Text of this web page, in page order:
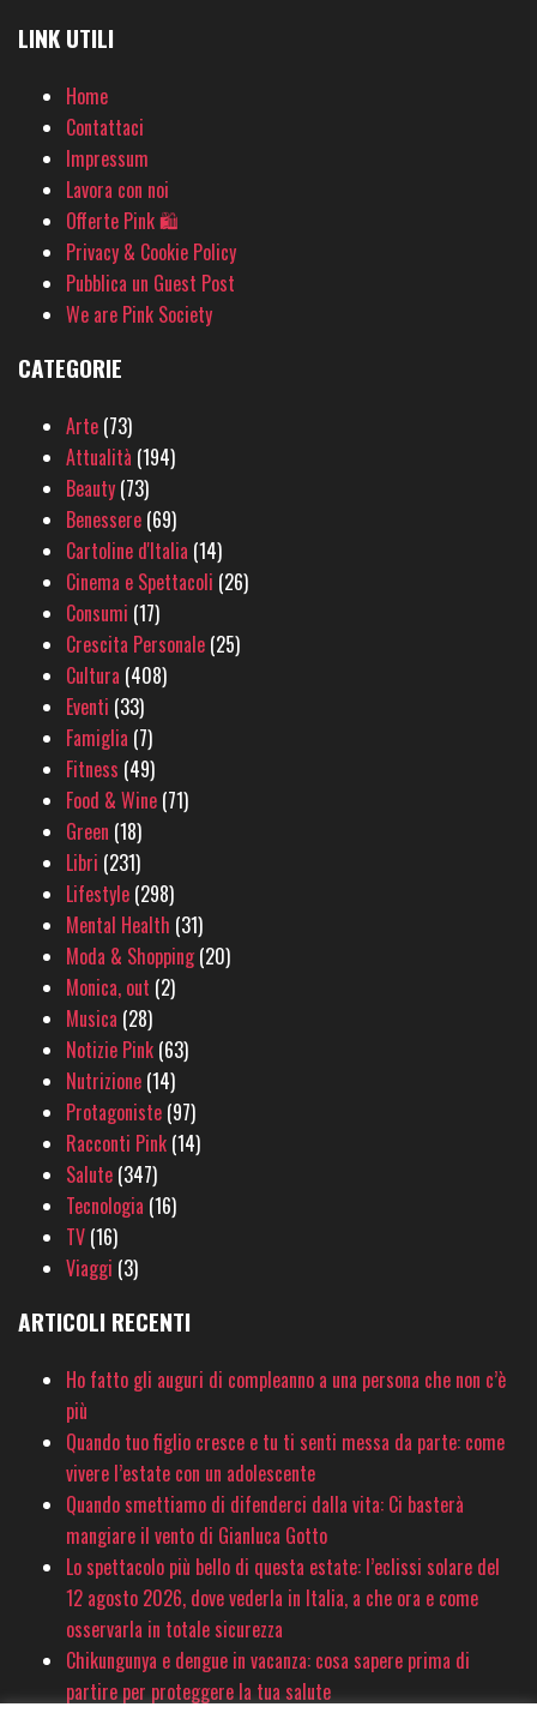
LINK UTILI
Home
Contattaci
Impressum
Lavora con noi
Offerte Pink 🛍
Privacy & Cookie Policy
Pubblica un Guest Post
We are Pink Society
CATEGORIE
Arte (73)
Attualità (194)
Beauty (73)
Benessere (69)
Cartoline d'Italia (14)
Cinema e Spettacoli (26)
Consumi (17)
Crescita Personale (25)
Cultura (408)
Eventi (33)
Famiglia (7)
Fitness (49)
Food & Wine (71)
Green (18)
Libri (231)
Lifestyle (298)
Mental Health (31)
Moda & Shopping(20)
Monica, out (2)
Musica (28)
Notizie Pink (63)
Nutrizione (14)
Protagoniste (97)
Racconti Pink (14)
Salute (347)
Tecnologia (16)
TV (16)
Viaggi (3)
ARTICOLI RECENTI
Ho fatto gli auguri di compleanno a una persona che non c’è
più
Quando tuo figlio cresce e tu ti senti messa da parte: come
vivere l’estate con un adolescente
Quando smettiamo di difenderci dalla vita: Ci basterà
mangiare il vento di Gianluca Gotto
Lo spettacolo più bello di questa estate: l’eclissi solare del
12 agosto 2026, dove vederla in Italia, a che ora e come
osservarla in totale sicurezza
Chikungunya e dengue in vacanza: cosa sapere prima di
partire per proteggere la tua salute